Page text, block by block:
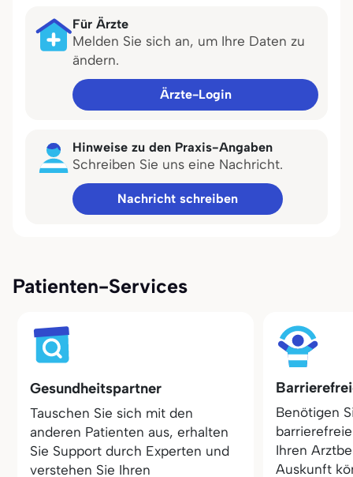
Für Ärzte
Melden Sie sich an, um Ihre Daten zu
ändern.
Ärzte-Login
Hinweise zu den Praxis-Angaben
Schreiben Sie uns eine Nachricht.
Nachricht schreiben
Patienten-Services
Gesundheitspartner
Tauschen Sie sich mit den
anderen Patienten aus, erhalten
Sie Support durch Experten und
verstehen Sie Ihren
Benötigen
Ihren
Auskunft